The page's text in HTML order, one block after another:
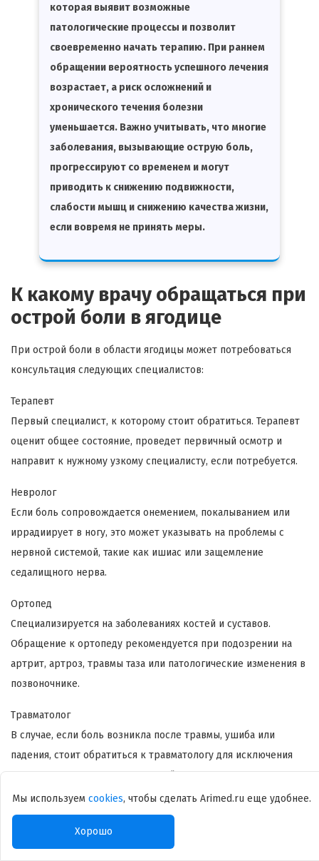
которая выявит возможные
патологические процессы и позволит
своевременно начать терапию. При раннем
обращении вероятность успешного лечения
возрастает, а риск осложнений и
хронического течения болезни
уменьшается. Важно учитывать, что многие
заболевания, вызывающие острую боль,
прогрессируют со временем и могут
приводить к снижению подвижности,
слабости мышц и снижению качества жизни,
если вовремя не принять меры.
К какому врачу обращаться при
острой боли в ягодице
При острой боли в области ягодицы может потребоваться
консультация следующих специалистов:
Терапевт
Первый специалист, к которому стоит обратиться. Терапевт
оценит общее состояние, проведет первичный осмотр и
направит к нужному узкому специалисту, если потребуется.
Невролог
Если боль сопровождается онемением, покалыванием или
иррадиирует в ногу, это может указывать на проблемы с
нервной системой, такие как ишиас или защемление
седалищного нерва.
Ортопед
Специализируется на заболеваниях костей и суставов.
Обращение к ортопеду рекомендуется при подозрении на
артрит, артроз, травмы таза или патологические изменения в
позвоночнике.
Травматолог
В случае, если боль возникла после травмы, ушиба или
падения, стоит обратиться к травматологу для исключения
переломов и других повреждений.
При подозрении на острые воспалительные процессы, такие
как абсцесс или гнойное воспаление, может потребоваться
Мы используем cookies, чтобы сделать Arimed.ru еще удобнее.
Хорошо